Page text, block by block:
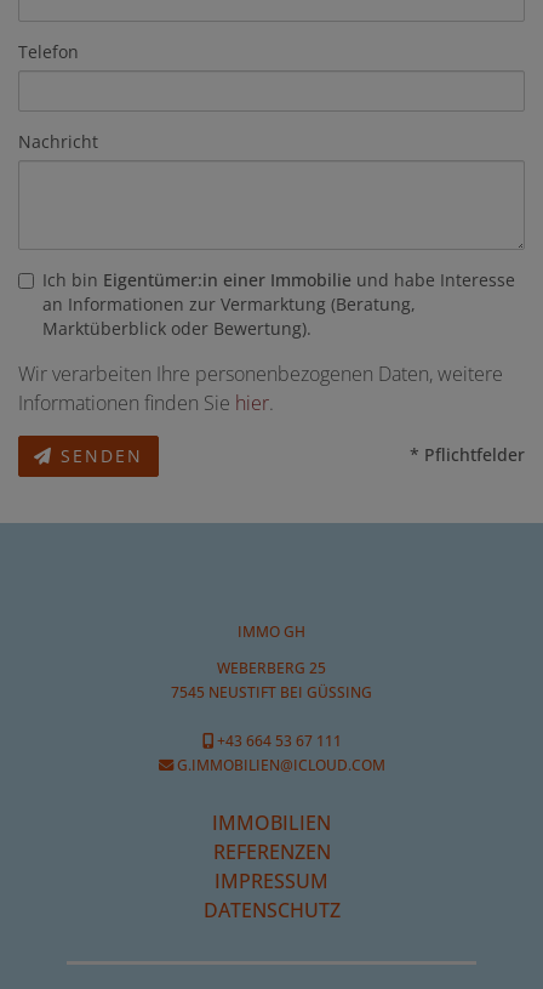
Telefon
Nachricht
Ich bin Eigentümer:in einer Immobilie und habe Interesse
an Informationen zur Vermarktung (Beratung,
Marktüberblick oder Bewertung).
Wir verarbeiten Ihre personenbezogenen Daten, weitere
Informationen finden Sie hier.
SENDEN * Pflichtfelder
IMMO GH
WEBERBERG 25
7545 NEUSTIFT BEI GÜSSING
+43 664 53 67 111
G.IMMOBILIEN@ICLOUD.COM
IMMOBILIEN
REFERENZEN
IMPRESSUM
DATENSCHUTZ